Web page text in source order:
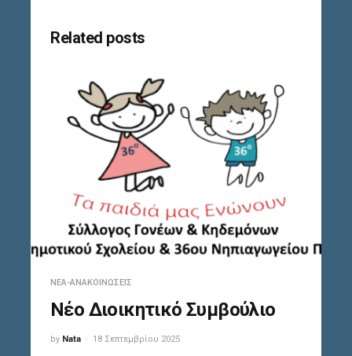
Related posts
ΝΈΑ-ΑΝΑΚΟΙΝΏΣΕΙΣ
Νέο Διοικητικό Συμβούλιο
by Nata 18 Σεπτεμβρίου 2025